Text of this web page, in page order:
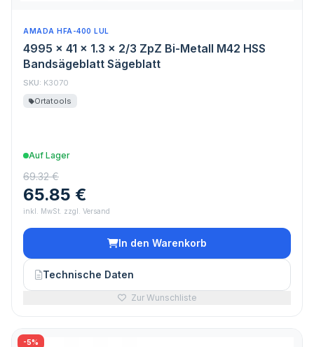
AMADA HFA-400 LUL
4995 x 41 x 1.3 x 2/3 ZpZ Bi-Metall M42 HSS
Bandsägeblatt Sägeblatt
SKU: K3070
Ortatools
Auf Lager
69.32 €
65.85 €
inkl. MwSt. zzgl. Versand
In den Warenkorb
Technische Daten
Zur Wunschliste
-5%